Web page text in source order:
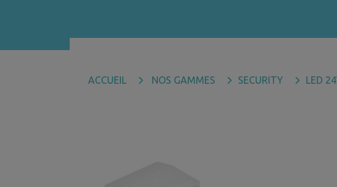
ACCUEIL NOS GAMMES SECURITY LED